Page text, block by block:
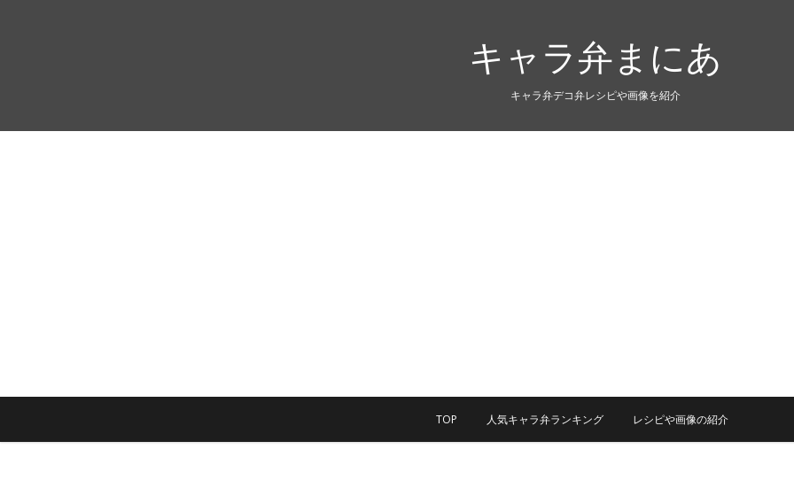
キャラ弁まにあ
キャラ弁デコ弁レシピや画像を紹介
TOP 人気キャラ弁ランキング レシピや画像の紹介